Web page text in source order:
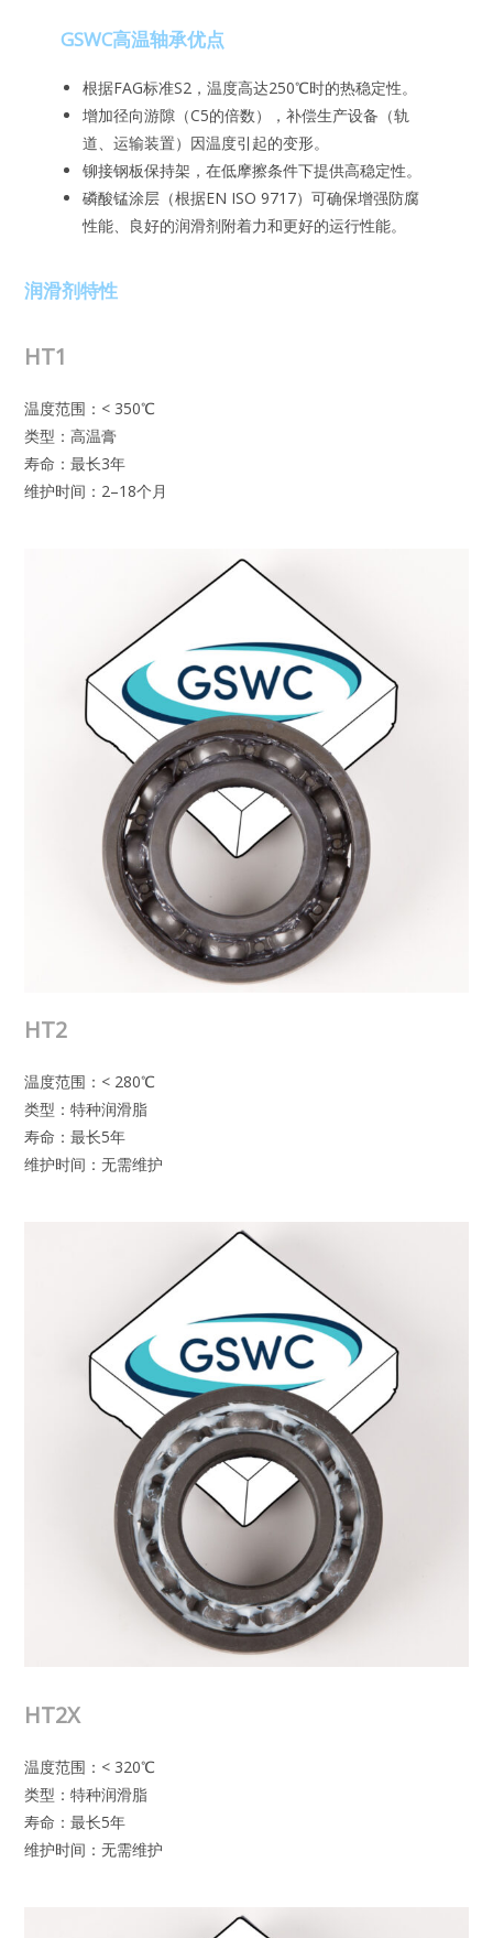
GSWC高温轴承优点
根据FAG标准S2，温度高达250℃时的热稳定性。
增加径向游隙（C5的倍数），补偿生产设备（轨
道、运输装置）因温度引起的变形。
铆接钢板保持架，在低摩擦条件下提供高稳定性。
磷酸锰涂层（根据EN ISO 9717）可确保增强防腐
性能、良好的润滑剂附着力和更好的运行性能。
润滑剂特性
HT1
温度范围：< 350℃
类型：高温膏
寿命：最长3年
维护时间：2–18个月
HT2
温度范围：< 280℃
类型：特种润滑脂
寿命：最长5年
维护时间：无需维护
HT2X
温度范围：< 320℃
类型：特种润滑脂
寿命：最长5年
维护时间：无需维护